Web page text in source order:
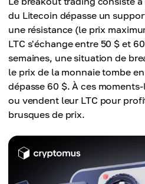
du Litecoin dépasse un
une résistance (le prix
LTC s'échange entre 50 $ et
semaines, une situation de
le prix de la monnaie tombe
dépasse 60 $. À ces
ou vendent leur LTC pour
brusques de prix.